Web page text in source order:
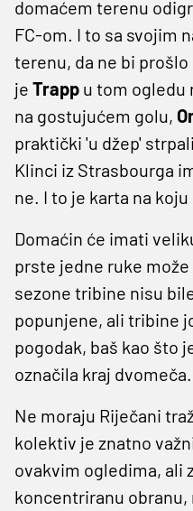
domaćem terenu
FC-om. I to sa svojim
terenu, da ne bi
je Trapp u tom ogledu
na gostujućem golu,
praktički 'u džep' strpali
Klinci iz Strasbourga
ne. I to je karta na
Domaćin će imati
prste jedne ruke
sezone tribine nisu
popunjene, ali tribine
pogodak, baš kao što
označila kraj dvomeča.
Ne moraju Riječani
kolektiv je znatno
ovakvim ogledima, ali
koncentriranu